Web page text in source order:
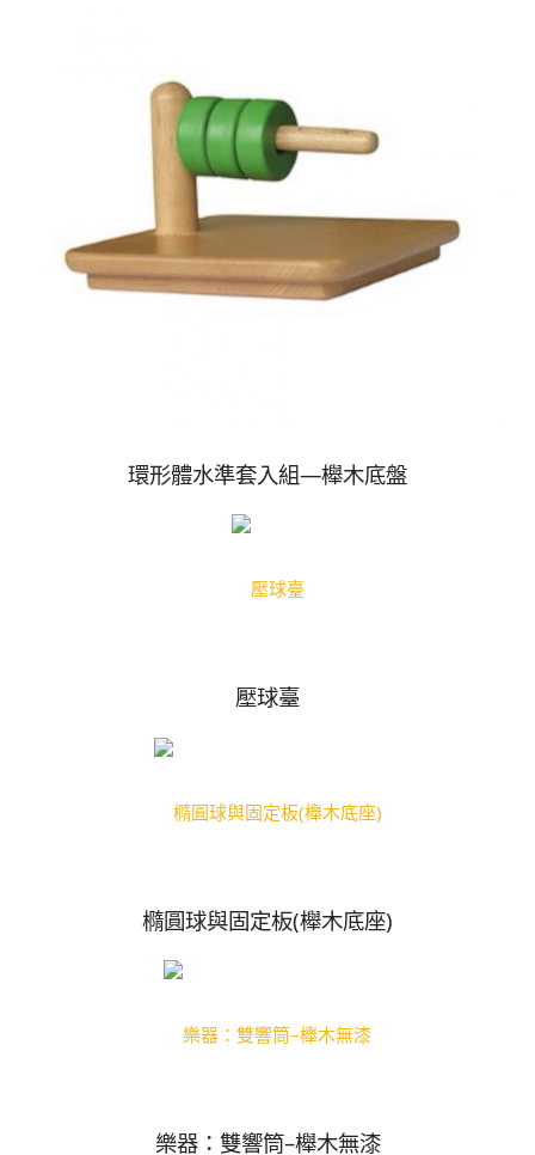
環形體水準套入組—櫸木底盤
壓球臺
橢圓球與固定板(櫸木底座)
樂器：雙響筒–櫸木無漆